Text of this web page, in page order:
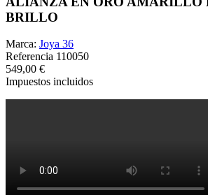
BRILLO
Marca: Joya 36
Referencia 110050
549,00 €
Impuestos incluidos